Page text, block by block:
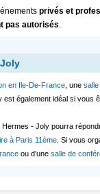
privés et
pas autorisés.
en Ile-De-France , une
également idéal si vous
- Joly pourra
à Paris 11ème . Si vous
ou d'une salle de